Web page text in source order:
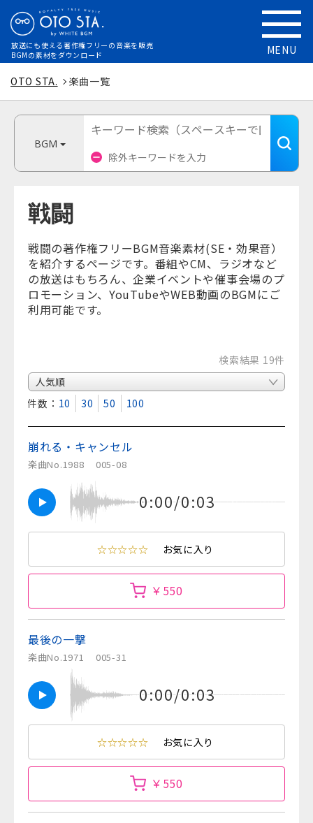
放送にも使える著作権フリーの音楽を販売
BGMの素材をダウンロード
MENU
OTO STA. 楽曲一覧
BGM
戦闘
戦闘の著作権フリーBGM音楽素材(SE・効果音）
を紹介するページです。番組やCM、ラジオなど
の放送はもちろん、企業イベントや催事会場のプ
ロモーション、YouTubeやWEB動画のBGMにご
利用可能です。
検索結果 19件
表示件数： 10 30 50 100
崩れる・キャンセル
楽曲No.1988 005-08
0:00/0:03
☆☆☆☆☆ お気に入り
￥550
最後の一撃
楽曲No.1971 005-31
0:00/0:03
☆☆☆☆☆ お気に入り
￥550